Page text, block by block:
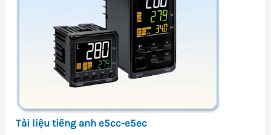
Tài liệu tiếng anh e5cc-e5ec